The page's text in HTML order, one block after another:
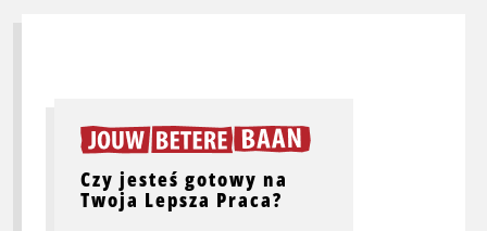
Czy jesteś gotowy na
Twoja Lepsza Praca?